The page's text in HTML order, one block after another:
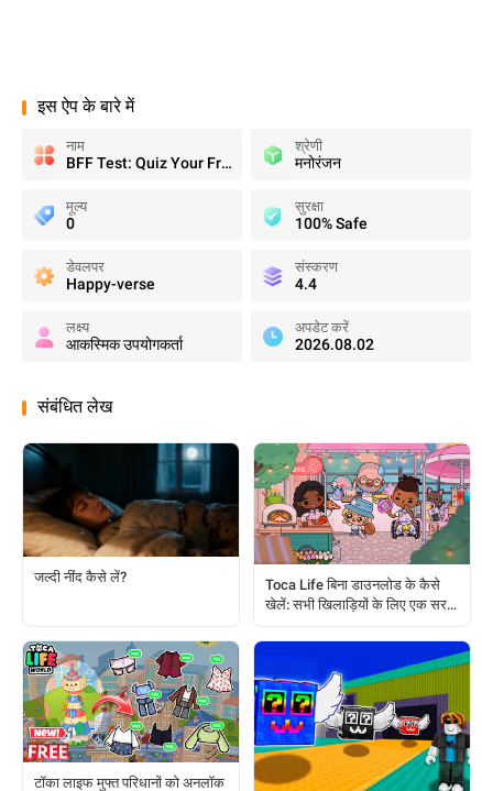
इस ऐप के बारे में
नाम
BFF Test: Quiz Your Friends
श्रेणी
मनोरंजन
मूल्य
0
सुरक्षा
100% Safe
डेवलपर
Happy-verse
संस्करण
4.4
लक्ष्य
आकस्मिक उपयोगकर्ता
अपडेट करें
2026.08.02
संबंधित लेख
जल्दी नींद कैसे लें?
Toca Life बिना डाउनलोड के कैसे
खेलें: सभी खिलाड़ियों के लिए एक सरल
टॉका लाइफ मुफ्त परिधानों को अनलॉक